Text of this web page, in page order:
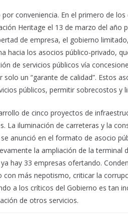
conveniencia. En el primero de
Heritage el 13 de marzo del año
de empresa, el gobierno
hacia los asocios público-privado,
de servicios públicos vía
un “garante de calidad”. Estos
públicos, permitir sobrecostos y
de cinco proyectos de
La iluminación de carreteras y la
anunció en el formato de asocio
la ampliación de la terminal
hay 33 empresas ofertando.
más nepotismo, criticar la
a los críticos del Gobierno es tan
de otros servicios.